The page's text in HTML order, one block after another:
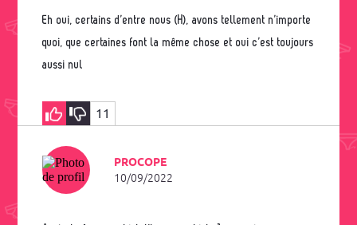
Eh oui, certains d’entre nous (H), avons tellement n’importe
quoi, que certaines font la même chose et oui c’est toujours
aussi nul
11
PROCOPE
10/09/2022